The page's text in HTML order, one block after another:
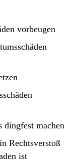
vorbeugen
dingfest machen
Rechtsverstoß
ist